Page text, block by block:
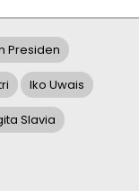
Presiden
Iko Uwais
Slavia